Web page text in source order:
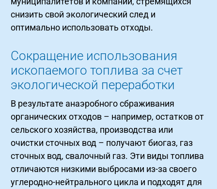
снизить свой экологический след и
оптимально использовать отходы.
Сокращение использования
ископаемого топлива за счет
экологической переработки
В результате анаэробного сбраживания
органических отходов – например, остатков от
сельского хозяйства, производства или
очистки сточных вод – получают биогаз, газ
сточных вод, свалочный газ. Эти виды топлива
отличаются низкими выбросами из-за своего
углеродно-нейтрального цикла и подходят для